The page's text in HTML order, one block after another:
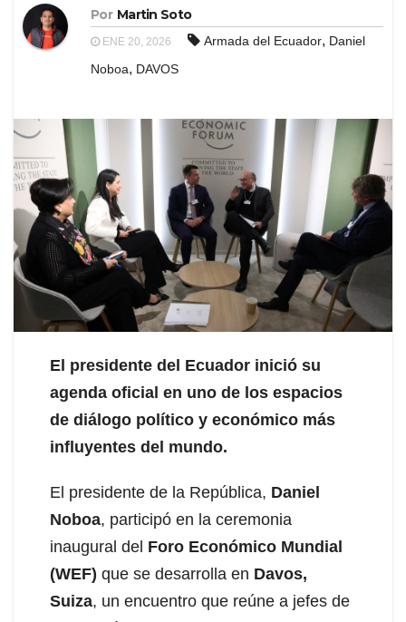
Por Martin Soto
ENE 20, 2026 Armada del Ecuador, Daniel
Noboa, DAVOS
El presidente del Ecuador inició su
agenda oficial en uno de los espacios
de diálogo político y económico más
influyentes del mundo.
El presidente de la República, Daniel
Noboa, participó en la ceremonia
inaugural del Foro Económico Mundial
(WEF) que se desarrolla en Davos,
Suiza, un encuentro que reúne a jefes de